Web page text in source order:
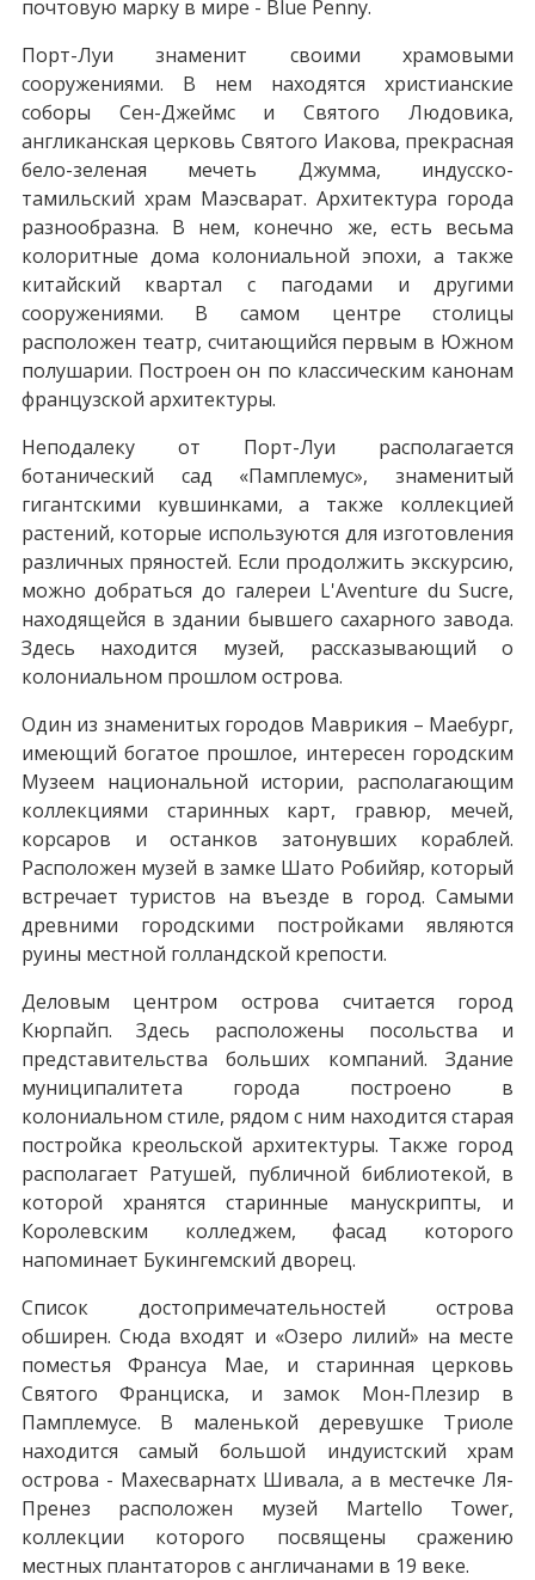
почтовую марку в мире - Blue Penny.
Порт-Луи знаменит своими храмовыми
сооружениями. В нем находятся христианские
соборы Сен-Джеймс и Святого Людовика,
англиканская церковь Святого Иакова, прекрасная
бело-зеленая мечеть Джумма, индусско-
тамильский храм Маэсварат. Архитектура города
разнообразна. В нем, конечно же, есть весьма
колоритные дома колониальной эпохи, а также
китайский квартал с пагодами и другими
сооружениями. В самом центре столицы
расположен театр, считающийся первым в Южном
полушарии. Построен он по классическим канонам
французской архитектуры.
Неподалеку от Порт-Луи располагается
ботанический сад «Памплемус», знаменитый
гигантскими кувшинками, а также коллекцией
растений, которые используются для изготовления
различных пряностей. Если продолжить экскурсию,
можно добраться до галереи L'Aventure du Sucre,
находящейся в здании бывшего сахарного завода.
Здесь находится музей, рассказывающий о
колониальном прошлом острова.
Один из знаменитых городов Маврикия – Маебург,
имеющий богатое прошлое, интересен городским
Музеем национальной истории, располагающим
коллекциями старинных карт, гравюр, мечей,
корсаров и останков затонувших кораблей.
Расположен музей в замке Шато Робийяр, который
встречает туристов на въезде в город. Самыми
древними городскими постройками являются
руины местной голландской крепости.
Деловым центром острова считается город
Кюрпайп. Здесь расположены посольства и
представительства больших компаний. Здание
муниципалитета города построено в
колониальном стиле, рядом с ним находится старая
постройка креольской архитектуры. Также город
располагает Ратушей, публичной библиотекой, в
которой хранятся старинные манускрипты, и
Королевским колледжем, фасад которого
напоминает Букингемский дворец.
Список достопримечательностей острова
обширен. Сюда входят и «Озеро лилий» на месте
поместья Франсуа Мае, и старинная церковь
Святого Франциска, и замок Мон-Плезир в
Памплемусе. В маленькой деревушке Триоле
находится самый большой индуистский храм
острова - Махесварнатх Шивала, а в местечке Ля-
Пренез расположен музей Martello Tower,
коллекции которого посвящены сражению
местных плантаторов с англичанами в 19 веке.